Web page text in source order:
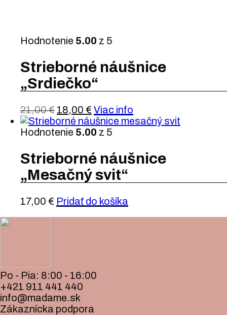
Hodnotenie 5.00 z 5
Strieborné náušnice
„Srdiečko“
21,00€ 18,00 € Viac info
Hodnotenie 5.00 z 5
Strieborné náušnice
„Mesačný svit“
17,00 € Pridať do košíka
Po - Pia: 8:00 - 16:00
+421 911 441 440
info@madame.sk
Zákaznícka podpora